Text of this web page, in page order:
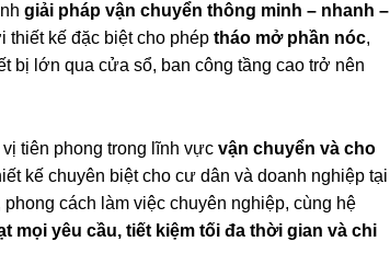
giải pháp vận chuyển thông minh – nhanh –
kế đặc biệt cho phép tháo mở phần nóc,
bị lớn qua cửa sổ, ban công tầng cao trở nên
tiên phong trong lĩnh vực vận chuyển và cho
kế chuyên biệt cho cư dân và doanh nghiệp tại
cách làm việc chuyên nghiệp, cùng hệ
mọi yêu cầu, tiết kiệm tối đa thời gian và chi